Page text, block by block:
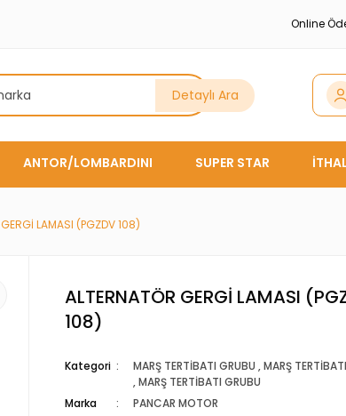
Online
Detaylı Ara
ANTOR/LOMBARDINI SUPER STAR
LAMASI (PGZDV 108)
ALTERNATÖR GERGİ LAMASI
108)
Kategori MARŞ TERTİBATI GRUBU ,MARŞ
,MARŞ TERTİBATI GRUBU
Marka
PANCAR MOTOR